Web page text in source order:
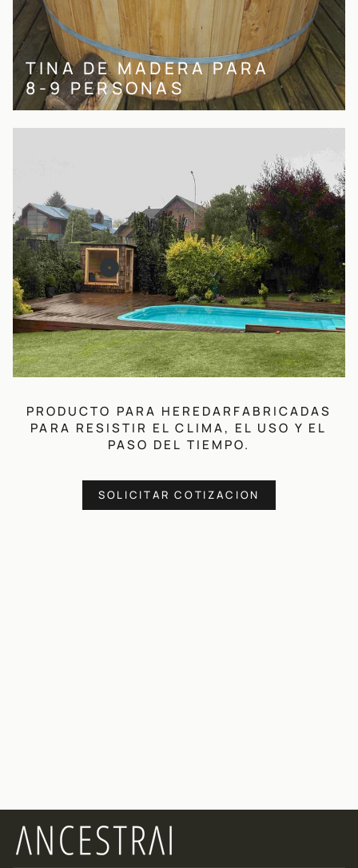
TINA DE MADERA PARA
8-9 PERSONAS
PRODUCTO PARA HEREDARFABRICADAS
PARA RESISTIR EL CLIMA, EL USO Y EL
PASO DEL TIEMPO.
SOLICITAR COTIZACION